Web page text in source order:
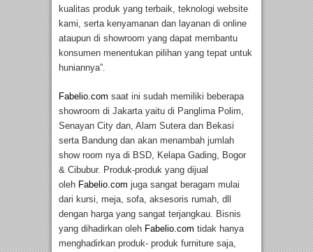
kualitas produk yang terbaik, teknologi website
kami, serta kenyamanan dan layanan di online
ataupun di showroom yang dapat membantu
konsumen menentukan pilihan yang tepat untuk
huniannya”.
Fabelio.com saat ini sudah memiliki beberapa
showroom di Jakarta yaitu di Panglima Polim,
Senayan City dan, Alam Sutera dan Bekasi
serta Bandung dan akan menambah jumlah
show room nya di BSD, Kelapa Gading, Bogor
& Cibubur. Produk-produk yang dijual
oleh Fabelio.com juga sangat beragam mulai
dari kursi, meja, sofa, aksesoris rumah, dll
dengan harga yang sangat terjangkau. Bisnis
yang dihadirkan oleh Fabelio.com tidak hanya
menghadirkan produk- produk furniture saja,